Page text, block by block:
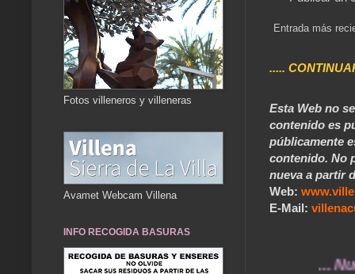
Entrada más
.....
Esta Web no
contenido es
públicamente
contenido. No
nueva a partir
Web:
E-Mail:
...
Fotos villeneros y villeneras
Avamet Webcam Villena
INFO RECOGIDA BASURAS